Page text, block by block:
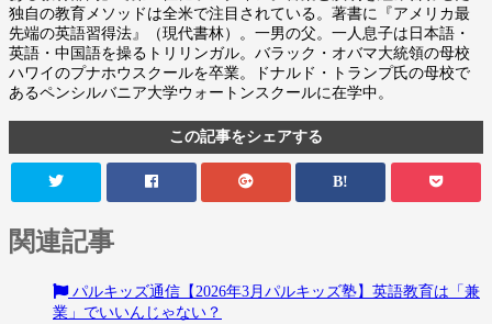
独自の教育メソッドは全米で注目されている。著書に『アメリカ最
先端の英語習得法』（現代書林）。一男の父。一人息子は日本語・
英語・中国語を操るトリリンガル。バラック・オバマ大統領の母校
ハワイのプナホウスクールを卒業。ドナルド・トランプ氏の母校で
あるペンシルバニア大学ウォートンスクールに在学中。
この記事をシェアする
B!
関連記事
パルキッズ通信【2026年3月パルキッズ塾】英語教育は「兼
業」でいいんじゃない？